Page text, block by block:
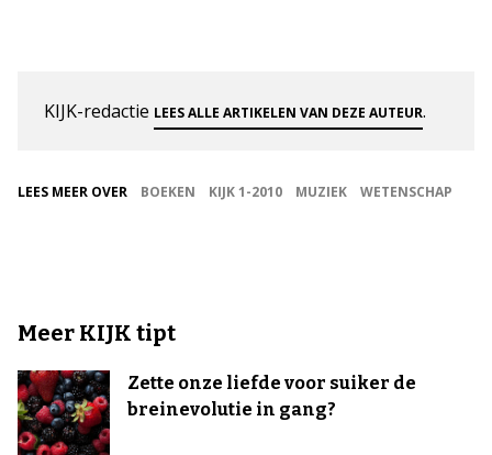
KIJK-redactie LEES ALLE ARTIKELEN VAN DEZE AUTEUR.
LEES MEER OVER BOEKEN KIJK 1-2010 MUZIEK WETENSCHAP
Meer KIJK tipt
Zette onze liefde voor suiker de
breinevolutie in gang?